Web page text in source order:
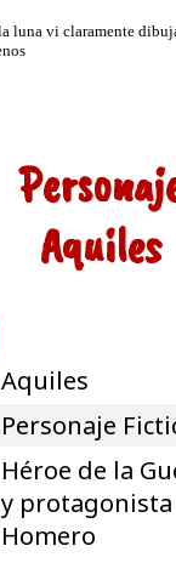
Aquiles
Aquiles
Personaje
Héroe de la
y
Homero